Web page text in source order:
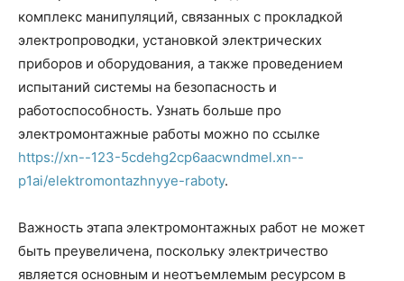
комплекс манипуляций, связанных с прокладкой
электропроводки, установкой электрических
приборов и оборудования, а также проведением
испытаний системы на безопасность и
работоспособность. Узнать больше про
электромонтажные работы можно по ссылке
https://xn--123-5cdehg2cp6aacwndmel.xn--
p1ai/elektromontazhnyye-raboty.
Важность этапа электромонтажных работ не может
быть преувеличена, поскольку электричество
является основным и неотъемлемым ресурсом в